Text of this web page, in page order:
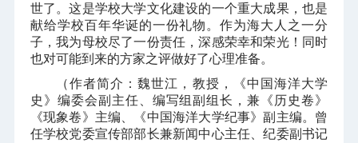
世了。这是学校大学文化建设的一个重大成果，也是
献给学校百年华诞的一份礼物。作为海大人之一分
子，我为母校尽了一份责任，深感荣幸和荣光！同时
也对可能到来的方家之评做好了心理准备。
（作者简介：魏世江，教授，《中国海洋大学
史》编委会副主任、编写组副组长，兼《历史卷》
《现象卷》主编、《中国海洋大学纪事》副主编。曾
任学校党委宣传部部长兼新闻中心主任、纪委副书记